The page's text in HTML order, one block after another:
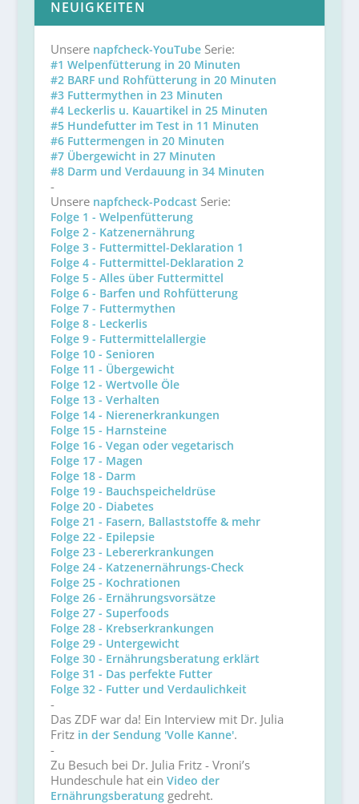
NEUIGKEITEN
Unsere napfcheck-YouTubeSerie:
#1 Welpenfütterung in 20 Minuten
#2 BARF und Rohfütterung in 20 Minuten
#3 Futtermythen in 23 Minuten
#4 Leckerlis u. Kauartikel in 25 Minuten
#5 Hundefutter im Test in 11 Minuten
#6 Futtermengen in 20 Minuten
#7 Übergewicht in 27 Minuten
#8 Darm und Verdauung in 34 Minuten
-
Unsere napfcheck-Podcast Serie:
Folge 1 - Welpenfütterung
Folge 2 - Katzenernährung
Folge 3 - Futtermittel-Deklaration 1
Folge 4 - Futtermittel-Deklaration 2
Folge 5 - Alles über Futtermittel
Folge 6 - Barfen und Rohfütterung
Folge 7 - Futtermythen
Folge 8 - Leckerlis
Folge 9 - Futtermittelallergie
Folge 10 - Senioren
Folge 11 - Übergewicht
Folge 12 - Wertvolle Öle
Folge 13 - Verhalten
Folge 14 - Nierenerkrankungen
Folge 15 - Harnsteine
Folge 16 - Vegan oder vegetarisch
Folge 17 - Magen
Folge 18 - Darm
Folge 19 - Bauchspeicheldrüse
Folge 20 - Diabetes
Folge 21 - Fasern, Ballaststoffe & mehr
Folge 22 - Epilepsie
Folge 23 - Lebererkrankungen
Folge 24 - Katzenernährungs-Check
Folge 25 - Kochrationen
Folge 26 - Ernährungsvorsätze
Folge 27 - Superfoods
Folge 28 - Krebserkrankungen
Folge 29 - Untergewicht
Folge 30 - Ernährungsberatung erklärt
Folge 31 - Das perfekte Futter
Folge 32 - Futter und Verdaulichkeit
-
Das ZDF war da! Ein Interview mit Dr. Julia
Fritz in der Sendung 'Volle Kanne'.
-
Zu Besuch bei Dr. Julia Fritz - Vroni’s
Hundeschule hat ein Video der
Ernährungsberatung gedreht.